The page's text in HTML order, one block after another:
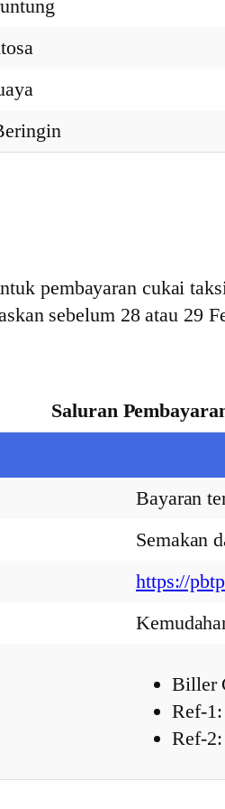
pembayaran cukai
sebelum 28 atau 29
Saluran
Bayaran
Semakan
https://
Biller
Ref-
Ref-